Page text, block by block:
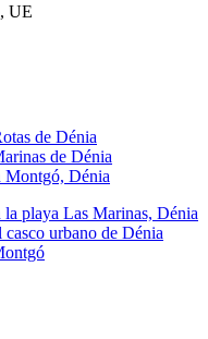
UE
de Dénia
de Dénia
Montgó, Dénia
playa Las Marinas, Dénia
urbano de Dénia